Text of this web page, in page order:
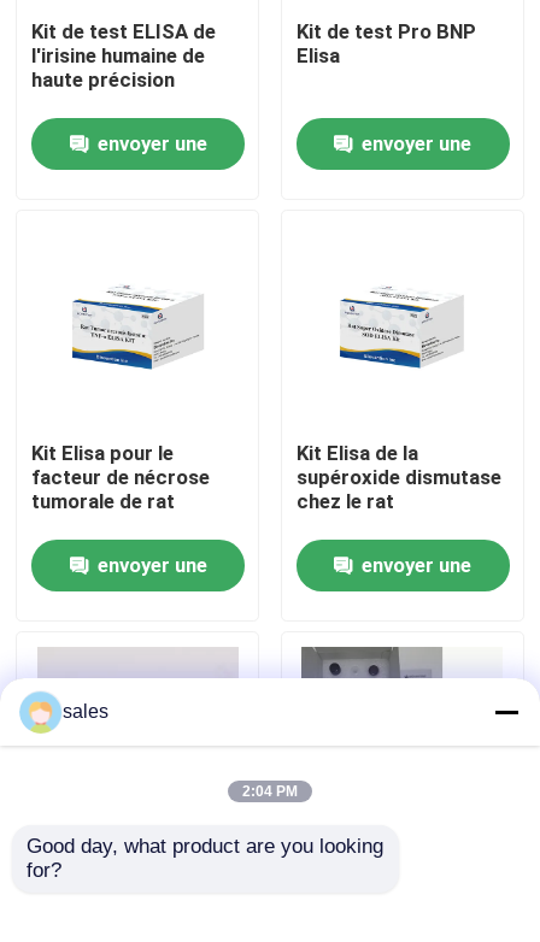
Produits
Visite de l'usine
Contrôle qualité
Nouvelles
VR Show
Kit de test ELISA de
l'irisine humaine de
haute précision
envoyer une
Kit de test Pro BNP
Elisa
envoyer une
Kit Elisa pour le
facteur de nécrose
tumorale de rat
envoyer une
Kit Elisa de la
supéroxide dismutase
chez le rat
envoyer une
Brucella IgM humain
sales
2:04 PM
Good day, what product are you looking
for?